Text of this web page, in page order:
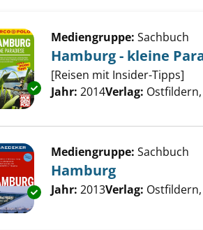
Exemplar-Details von Hamburg
Mediengruppe: Sachbuch
Hamburg - kleine
[Reisen mit Insider-Tipps]
Suche nach diesem
Jahr: 2014Verlag:
Exemplar-Details von Hamburg
Mediengruppe: Sachbuch
Hamburg
Suche nach diesem
Jahr: 2013Verlag: